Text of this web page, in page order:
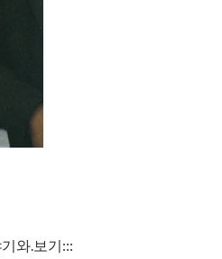
와.보기:::